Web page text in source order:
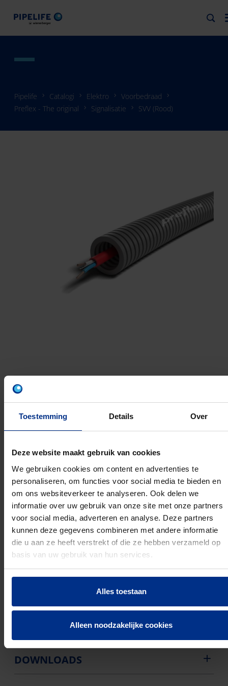
Toestemming Details Over
Deze website maakt gebruik van cookies
We gebruiken cookies om content en advertenties te
personaliseren, om functies voor social media te bieden en
om ons websiteverkeer te analyseren. Ook delen we
informatie over uw gebruik van onze site met onze partners
voor social media, adverteren en analyse. Deze partners
kunnen deze gegevens combineren met andere informatie
die u aan ze heeft verstrekt of die ze hebben verzameld op
basis van uw gebruik van hun services.
Alles toestaan
Alleen noodzakelijke cookies
Pipelife Catalogi Elektro
Voorbedraad
Preflex - The original
Signalisatie SVV (Rood)
SVV (ROOD)
UV bestendig:
Halogeenvrij:
Buigweerstand: Flexibel
Drukvastheidsklasse volgens EN 61386-1: Medium
(klasse 3 / 2 Joule)
Slagvastheid volgens EN 61386-1: Zwaar (klasse 4 /
6 Joule)
Buiteninstallatie:
Min. Bedrijfstemperatuur (°C): -5 °C
Max. Bedrijfstemperatuur (°C): 90 °C
Kleur van de buis: Grijs
Met trekdraad:
PRODUCTEN
DOWNLOADS